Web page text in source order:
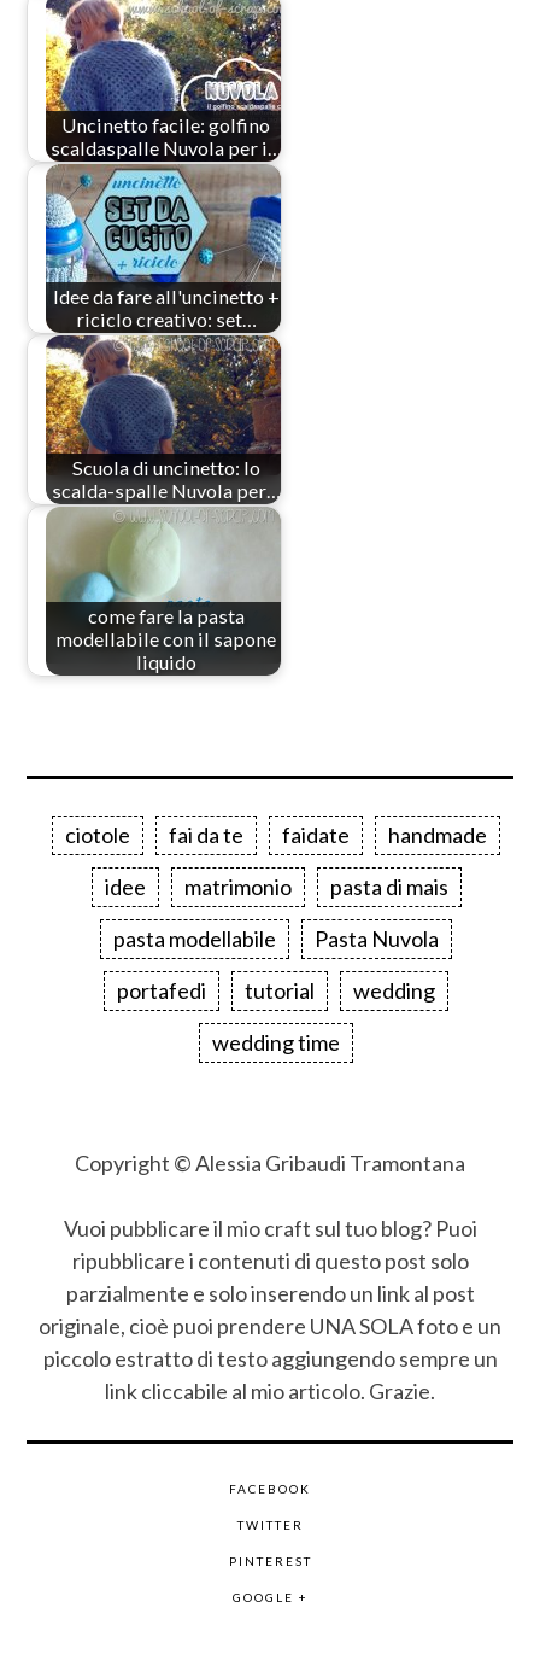
Uncinetto facile: golfino
scaldaspalle Nuvola per i…
Idee da fare all'uncinetto +
riciclo creativo: set…
Scuola di uncinetto: lo
scalda-spalle Nuvola per…
come fare la pasta
modellabile con il sapone
liquido
ciotole fai da te faidate
handmade
idee
matrimonio
pasta di mais
pasta modellabile
Pasta Nuvola
portafedi
tutorial
wedding
wedding time
Copyright © Alessia Gribaudi Tramontana
Vuoi pubblicare il mio craft sul tuo blog? Puoi
ripubblicare i contenuti di questo post solo
parzialmente e solo inserendo un link al post
originale, cioè puoi prendere UNA SOLA foto e un
piccolo estratto di testo aggiungendo sempre un
link cliccabile al mio articolo. Grazie.
FACEBOOK
TWITTER
PINTEREST
GOOGLE +